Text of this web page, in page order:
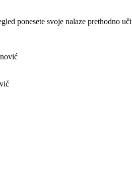
ponesete svoje nalaze prethodno